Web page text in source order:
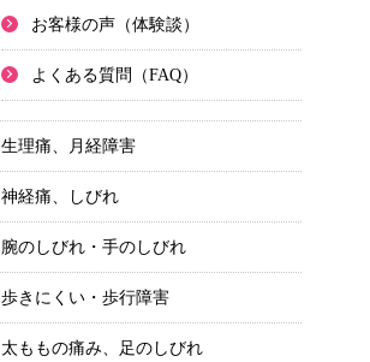
お客様の声（体験談）
よくある質問（FAQ）
生理痛、月経障害
神経痛、しびれ
腕のしびれ・手のしびれ
歩きにくい・歩行障害
太ももの痛み、足のしびれ